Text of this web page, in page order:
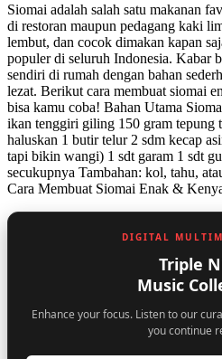
Siomai adalah salah satu makanan
di restoran maupun pedagang kaki
lembut, dan cocok dimakan kapan
populer di seluruh Indonesia. Kabar
sendiri di rumah dengan bahan
lezat. Berikut cara membuat siomai
bisa kamu coba! Bahan Utama
ikan tenggiri giling 150 gram tepung
haluskan 1 butir telur 2 sdm kecap
tapi bikin wangi) 1 sdt garam 1 sdt
secukupnya Tambahan: kol, tahu,
Cara Membuat Siomai Enak &
DIGITAL
Triple
Music
Enhance your focus. Listen to our
you continue